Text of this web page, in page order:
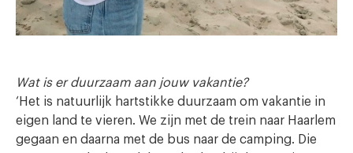
Wat is er duurzaam aan jouw vakantie?
‘Het is natuurlijk hartstikke duurzaam om vakantie in
eigen land te vieren. We zijn met de trein naar Haarlem
gegaan en daarna met de bus naar de camping. Die